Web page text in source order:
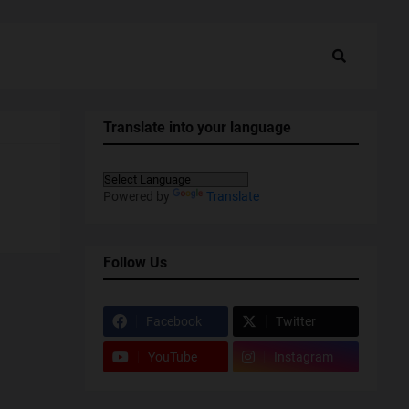
Translate into your language
Powered by Translate
Follow Us
Facebook Twitter
YouTube Instagram